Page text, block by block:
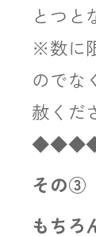
とつと
※数に
のでな
赦くだ
その③
もちろ